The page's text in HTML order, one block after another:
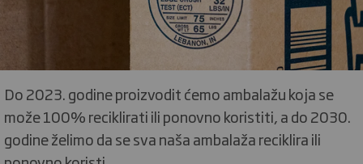
Do 2023. godine proizvodit ćemo ambalažu koja se
može 100% reciklirati ili ponovno koristiti, a do 2030.
godine želimo da se sva naša ambalaža reciklira ili